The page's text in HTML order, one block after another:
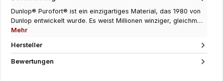
Dunlop® Purofort® ist ein einzigartiges Material, das 1980 von
Dunlop entwickelt wurde. Es weist Millionen winziger, gleichm…
Mehr
Hersteller
Bewertungen